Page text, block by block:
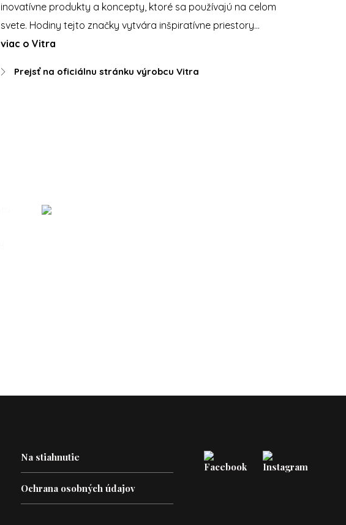
inovatívne produkty a koncepty, ktoré sa používajú na celom
svete. Hodiny tejto značky vytvára inšpiratívne priestory…
viac o Vitra
Prejsť na oficiálnu stránku výrobcu Vitra
Na stiahnutie
Ochrana osobných údajov